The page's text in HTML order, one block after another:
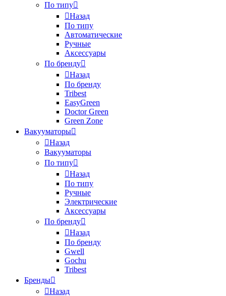
По типу
Назад
По типу
Автоматические
Ручные
Аксессуары
По бренду
Назад
По бренду
Tribest
EasyGreen
Doctor Green
Green Zone
Вакууматоры
Назад
Вакууматоры
По типу
Назад
По типу
Ручные
Электрические
Аксессуары
По бренду
Назад
По бренду
Gwell
Gochu
Tribest
Бренды
Назад